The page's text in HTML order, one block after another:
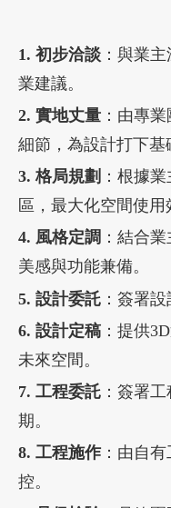
1. 初步洽談 ：與業
業建議。
2. 實地丈量 ：由專
細節，為設計打下基
3. 格局規劃 ：根據
區，最大化空間使用
4. 風格定調 ：結合
美感與功能兼備。
5. 設計委託 ：簽署
6. 設計定稿 ：提供
未來空間。
7. 工程委託 ：簽署
期。
8. 工程施作：由自有
控。